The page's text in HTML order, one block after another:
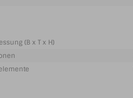
(B x T x H)